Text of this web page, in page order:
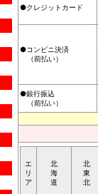
●クレジットカード
●コンビニ決済
（前払い）
●銀行振込
（前払い）
エ
リ
ア
北
海
道
北
東
北